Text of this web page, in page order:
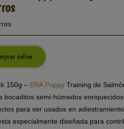
online
150g – ERA Puppy Training de
bocaditos semi-húmedos
para ser usados en
especialmente diseñada para